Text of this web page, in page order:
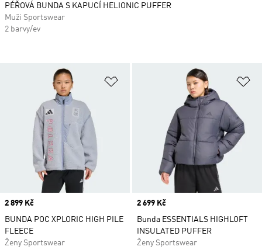
Přidat do seznamu přání
Price
2 899 Kč
BUNDA POC XPLORIC HIGH PILE
FLEECE
Ženy Sportswear
Price
2 699 Kč
Bunda ESSENTIALS HIGHLOFT
INSULATED PUFFER
Ženy Sportswear
PÉŘOVÁ BUNDA S KAPUCÍ HELIONIC PUFFER
Muži Sportswear
2 barvy/ev